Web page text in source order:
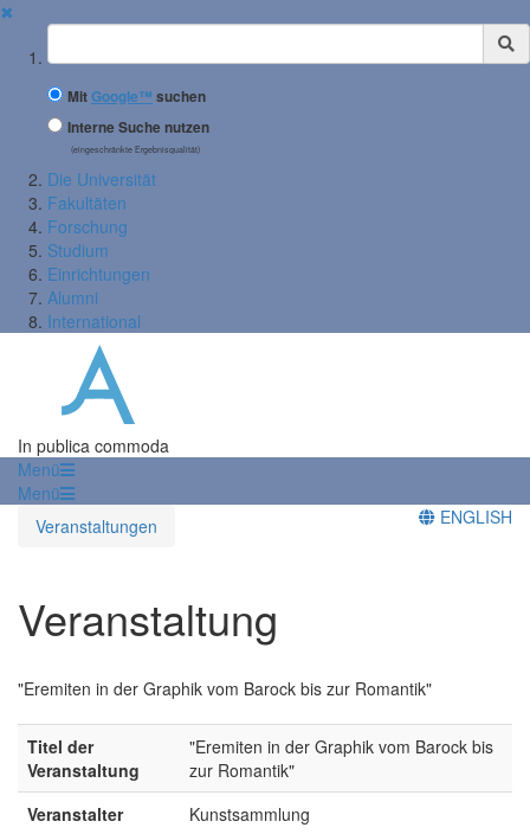
✖
Suchbegriff
MitGoogle™ suchen
Interne Suche nutzen
(eingeschränkte Ergebnisqualität)
Die Universität
Fakultäten
Forschung
Studium
Einrichtungen
Alumni
International
In publica commoda
Menü
Menü
Veranstaltungen
ENGLISH
Veranstaltung
"Eremiten in der Graphik vom Barock bis zur Romantik"
Titel der
Veranstaltung
"Eremiten in der Graphik vom Barock bis
zur Romantik"
Veranstalter
Kunstsammlung